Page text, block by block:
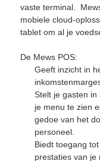
vaste terminal.
mobiele cloud-
tablet om al je
De Mews POS:
Geeft inzicht in
Stelt je gasten
je menu te zien
gedoe van het
personeel.
Biedt toegang
prestaties van je